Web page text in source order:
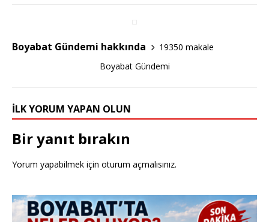
o
Boyabat Gündemi hakkında
19350 makale
Boyabat Gündemi
İLK YORUM YAPAN OLUN
Bir yanıt bırakın
Yorum yapabilmek için oturum açmalısınız.